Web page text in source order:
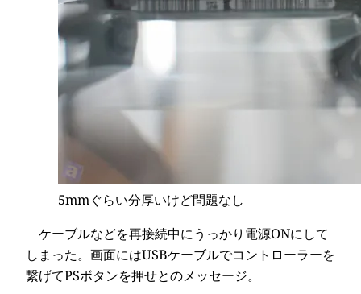
5mmぐらい分厚いけど問題なし
ケーブルなどを再接続中にうっかり電源ONにして
しまった。画面にはUSBケーブルでコントローラーを
繋げてPSボタンを押せとのメッセージ。